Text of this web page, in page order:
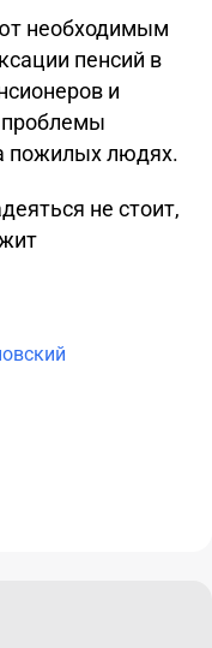
необходимым
пенсий в
и
проблемы
пожилых людях.
не стоит,